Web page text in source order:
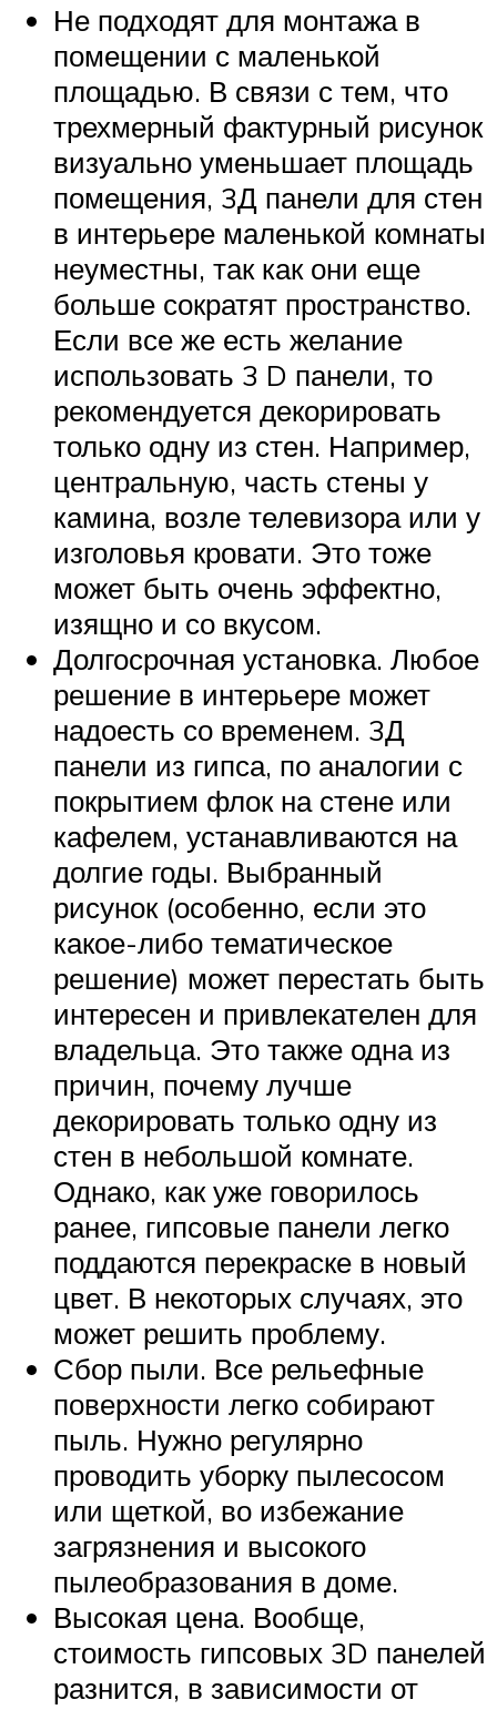
Не подходят для монтажа в
помещении с маленькой
площадью. В связи с тем, что
трехмерный фактурный рисунок
визуально уменьшает площадь
помещения, 3Д панели для стен
в интерьере маленькой комнаты
неуместны, так как они еще
больше сократят пространство.
Если все же есть желание
использовать 3 D панели, то
рекомендуется декорировать
только одну из стен. Например,
центральную, часть стены у
камина, возле телевизора или у
изголовья кровати. Это тоже
может быть очень эффектно,
изящно и со вкусом.
Долгосрочная установка. Любое
решение в интерьере может
надоесть со временем. 3Д
панели из гипса, по аналогии с
покрытием флок на стене или
кафелем, устанавливаются на
долгие годы. Выбранный
рисунок (особенно, если это
какое-либо тематическое
решение) может перестать быть
интересен и привлекателен для
владельца. Это также одна из
причин, почему лучше
декорировать только одну из
стен в небольшой комнате.
Однако, как уже говорилось
ранее, гипсовые панели легко
поддаются перекраске в новый
цвет. В некоторых случаях, это
может решить проблему.
Сбор пыли. Все рельефные
поверхности легко собирают
пыль. Нужно регулярно
проводить уборку пылесосом
или щеткой, во избежание
загрязнения и высокого
пылеобразования в доме.
Высокая цена. Вообще,
стоимость гипсовых 3D панелей
разнится, в зависимости от